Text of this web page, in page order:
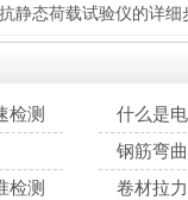
静态荷载试验仪的详细
检测
什么是
钢筋弯
检测
卷材拉